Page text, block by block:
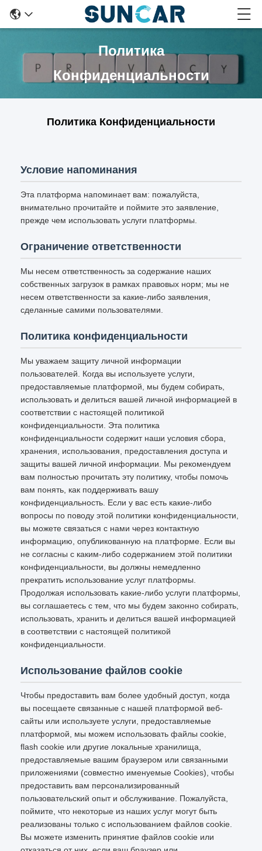
Политика
Конфиденциальности
Политика Конфиденциальности
Условие напоминания
Эта платформа напоминает вам: пожалуйста,
внимательно прочитайте и поймите это заявление,
прежде чем использовать услуги платформы.
Ограничение ответственности
Мы несем ответственность за содержание наших
собственных загрузок в рамках правовых норм; мы не
несем ответственности за какие-либо заявления,
сделанные самими пользователями.
Политика конфиденциальности
Мы уважаем защиту личной информации
пользователей. Когда вы используете услуги,
предоставляемые платформой, мы будем собирать,
использовать и делиться вашей личной информацией в
соответствии с настоящей политикой
конфиденциальности. Эта политика
конфиденциальности содержит наши условия сбора,
хранения, использования, предоставления доступа и
защиты вашей личной информации. Мы рекомендуем
вам полностью прочитать эту политику, чтобы помочь
вам понять, как поддерживать вашу
конфиденциальность. Если у вас есть какие-либо
вопросы по поводу этой политики конфиденциальности,
вы можете связаться с нами через контактную
информацию, опубликованную на платформе. Если вы
не согласны с каким-либо содержанием этой политики
конфиденциальности, вы должны немедленно
прекратить использование услуг платформы.
Продолжая использовать какие-либо услуги платформы,
вы соглашаетесь с тем, что мы будем законно собирать,
использовать, хранить и делиться вашей информацией
в соответствии с настоящей политикой
конфиденциальности.
Использование файлов cookie
Чтобы предоставить вам более удобный доступ, когда
вы посещаете связанные с нашей платформой веб-
сайты или используете услуги, предоставляемые
платформой, мы можем использовать файлы cookie,
flash cookie или другие локальные хранилища,
предоставляемые вашим браузером или связанными
приложениями (совместно именуемые Cookies), чтобы
предоставить вам персонализированный
пользовательский опыт и обслуживание. Пожалуйста,
поймите, что некоторые из наших услуг могут быть
реализованы только с использованием файлов cookie.
Вы можете изменить принятие файлов cookie или